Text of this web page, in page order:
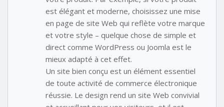
est élégant et moderne, choisissez une mise
en page de site Web qui reflète votre marque
et votre style – quelque chose de simple et
direct comme WordPress ou Joomla est le
mieux adapté à cet effet.
Un site bien conçu est un élément essentiel
de toute activité de commerce électronique
réussie. Le design rend un site Web convivial